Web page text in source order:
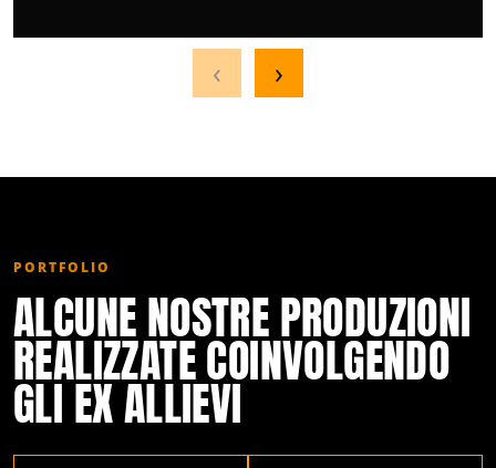
‹ ›
PORTFOLIO
ALCUNE NOSTRE PRODUZIONI
REALIZZATE COINVOLGENDO
GLI EX ALLIEVI